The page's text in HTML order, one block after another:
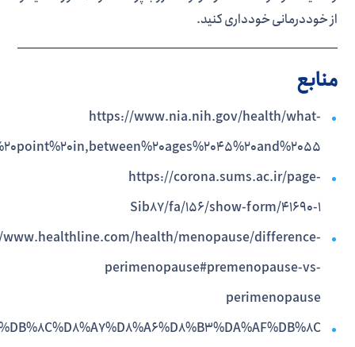
از خوددرمانی خودداری کنید.
منابع
https://www.nia.nih.gov/health/what-
https://corona.sums.ac.ir/page-
Sib87/fa/156/show-form/41690-1
health/menopause/difference-
perimenopause#premenopause-vs-
perimenopause